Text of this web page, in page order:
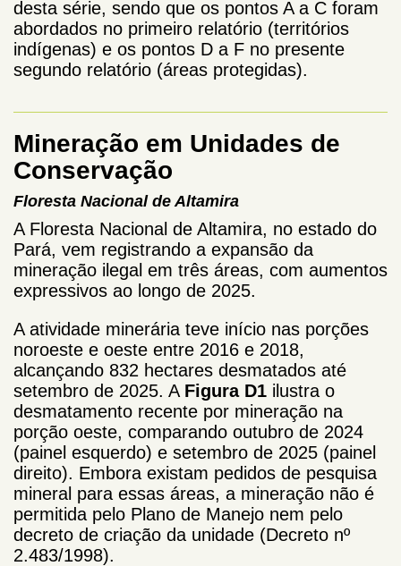
desta série, sendo que os pontos A a C foram
abordados no primeiro relatório (territórios
indígenas) e os pontos D a F no presente
segundo relatório (áreas protegidas).
Mineração em Unidades de
Conservação
Floresta Nacional de Altamira
A Floresta Nacional de Altamira, no estado do
Pará, vem registrando a expansão da
mineração ilegal em três áreas, com aumentos
expressivos ao longo de 2025.
A atividade minerária teve início nas porções
noroeste e oeste entre 2016 e 2018,
alcançando 832 hectares desmatados até
setembro de 2025. A Figura D1 ilustra o
desmatamento recente por mineração na
porção oeste, comparando outubro de 2024
(painel esquerdo) e setembro de 2025 (painel
direito). Embora existam pedidos de pesquisa
mineral para essas áreas, a mineração não é
permitida pelo Plano de Manejo nem pelo
decreto de criação da unidade (Decreto nº
2.483/1998).